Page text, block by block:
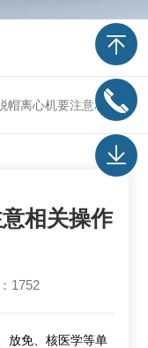
心机要注意相关操作事项，不可大意
相关操作
1752
放免、核医学等单